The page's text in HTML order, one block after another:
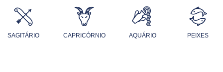
SAGITÁRIO CAPRICÓRNIO AQUÁRIO PEIXES